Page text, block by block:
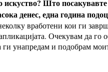
Што
денес, една година
вработени кои ги
Очекувам да
унапредам и подобрам